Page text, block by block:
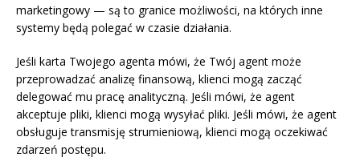
marketingowy — są to granice możliwości, na których inne
systemy będą polegać w czasie działania.
Jeśli karta Twojego agenta mówi, że Twój agent może
przeprowadzać analizę finansową, klienci mogą zacząć
delegować mu pracę analityczną. Jeśli mówi, że agent
akceptuje pliki, klienci mogą wysyłać pliki. Jeśli mówi, że agent
obsługuje transmisję strumieniową, klienci mogą oczekiwać
zdarzeń postępu.